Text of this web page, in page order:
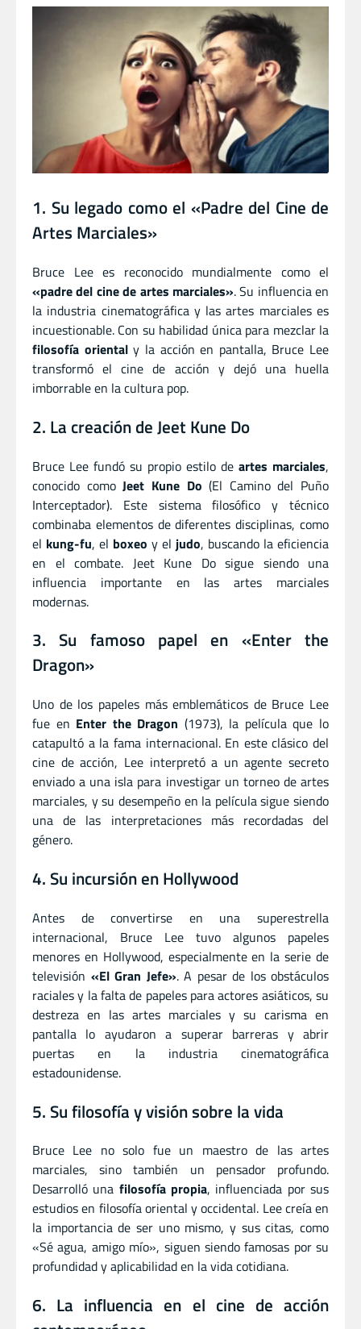
1. Su legado como el «Padre del Cine de
Artes Marciales»
Bruce Lee es reconocido mundialmente como el
«padre del cine de artes marciales». Su influencia en
la industria cinematográfica y las artes marciales es
incuestionable. Con su habilidad única para mezclar la
filosofía orientaly la acción en pantalla, Bruce Lee
transformó el cine de acción y dejó una huella
imborrable en la cultura pop.
2. La creación de Jeet Kune Do
Bruce Lee fundó su propio estilo de artes marciales,
conocido comoJeet Kune Do (El Camino del Puño
Interceptador). Este sistema filosófico y técnico
combinaba elementos de diferentes disciplinas, como
el kung-fu, el boxeo y el judo, buscando la eficiencia
en el combate. Jeet Kune Do sigue siendo una
influencia importante en las artes marciales
modernas.
3. Su famoso papel en «Enter the
Dragon»
Uno de los papeles más emblemáticos de Bruce Lee
fue en Enter the Dragon (1973), la película que lo
catapultó a la fama internacional. En este clásico del
cine de acción, Lee interpretó a un agente secreto
enviado a una isla para investigar un torneo de artes
marciales, y su desempeño en la película sigue siendo
una de las interpretaciones más recordadas del
género.
4. Su incursión en Hollywood
Antes de convertirse en una superestrella
internacional, Bruce Lee tuvo algunos papeles
menores en Hollywood, especialmente en la serie de
televisión «El Gran Jefe». A pesar de los obstáculos
raciales y la falta de papeles para actores asiáticos, su
destreza en las artes marciales y su carisma en
pantalla lo ayudaron a superar barreras y abrir
puertas en la industria cinematográfica
estadounidense.
5. Su filosofía y visión sobre la vida
Bruce Lee no solo fue un maestro de las artes
marciales, sino también un pensador profundo.
Desarrolló una filosofía propia, influenciada por sus
estudios en filosofía oriental y occidental. Lee creía en
la importancia de ser uno mismo, y sus citas, como
«Sé agua, amigo mío», siguen siendo famosas por su
profundidad y aplicabilidad en la vida cotidiana.
6. La influencia en el cine de acción